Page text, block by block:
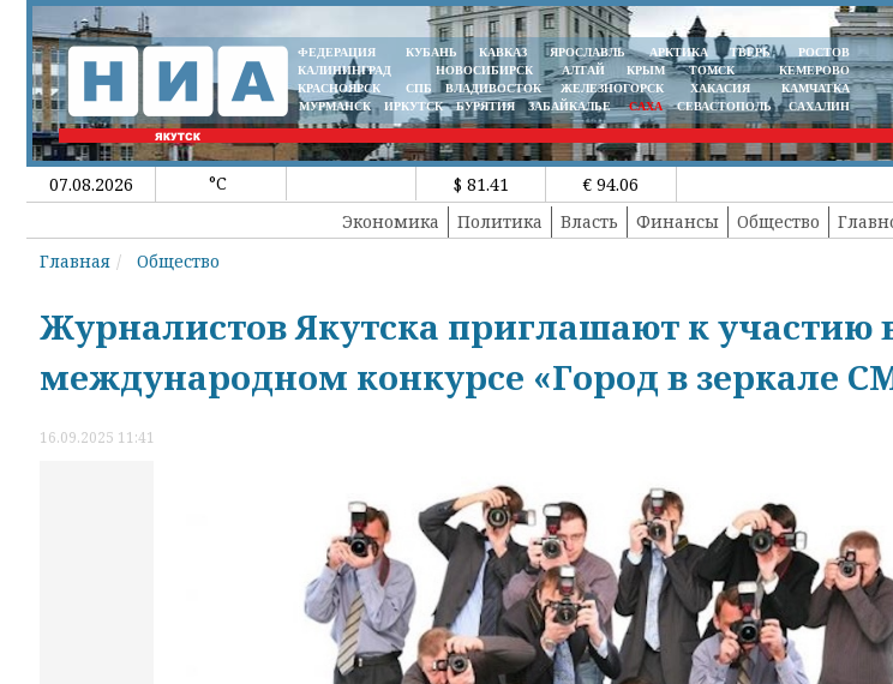
ФЕДЕРАЦИЯ КУБАНЬ КАВКАЗ ЯРОСЛАВЛЬ АРКТИКА ТВЕРЬ
РОСТОВ
КАЛИНИНГРАД
НОВОСИБИРСК АЛТАЙ КРЫМ ТОМСК
КЕМЕРОВО
КРАСНОЯРСК
СПБ ВЛАДИВОСТОК ЖЕЛЕЗНОГОРСК ХАКАСИЯ
КАМЧАТКА
МУРМАНСК
ИРКУТСК БУРЯТИЯ ЗАБАЙКАЛЬЕ САХА СЕВАСТОПОЛЬ САХАЛИН
07.08.2026 °C $ 81.41
€ 94.06
Экономика
Политика Власть Финансы Общество
Главная
Общество
Журналистов Якутска приглашают к участию
международном конкурсе «Город в зеркале
16.09.2025 11:41